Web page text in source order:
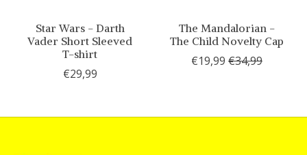
Star Wars - Darth
Vader Short Sleeved
T-shirt
€29,99
The Mandalorian -
The Child Novelty Cap
€19,99 €34,99